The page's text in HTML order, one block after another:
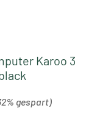
Karoo 3
gespart)